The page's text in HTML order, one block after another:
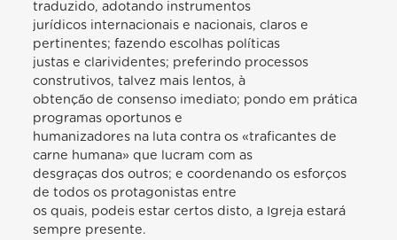
traduzido, adotando instrumentos
jurídicos internacionais e nacionais, claros e
pertinentes; fazendo escolhas políticas
justas e clarividentes; preferindo processos
construtivos, talvez mais lentos, à
obtenção de consenso imediato; pondo em prática
programas oportunos e
humanizadores na luta contra os «traficantes de
carne humana» que lucram com as
desgraças dos outros; e coordenando os esforços
de todos os protagonistas entre
os quais, podeis estar certos disto, a Igreja estará
sempre presente.